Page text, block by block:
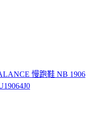
慢跑鞋 NB 1906